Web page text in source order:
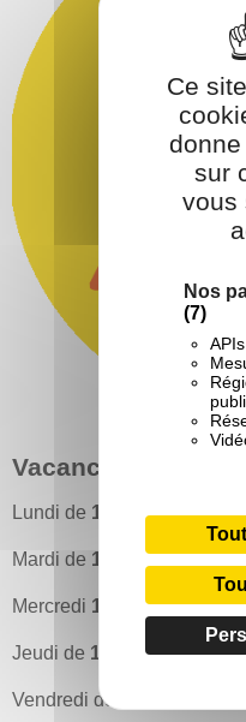
Ce
sur
vous
Nos
(7)
APIs
Vacances scolaires
Lundi de 10h 12h30(
Mardi de 10h 12h30
Mercredi 10h 12hpuis
Jeudi de 10h 12h30
Vendredi de